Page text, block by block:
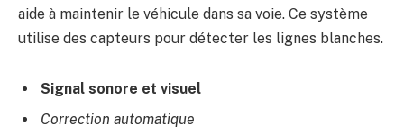
aide à maintenir le véhicule dans sa voie. Ce système
utilise des capteurs pour détecter les lignes blanches.
Signal sonore et visuel
Correction automatique